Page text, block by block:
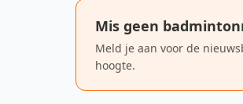
Mis geen
Meld je aan voor de
hoogte.